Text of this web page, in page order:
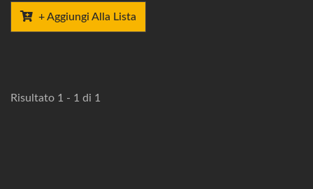
+ Aggiungi Alla Lista
Risultato 1 - 1 di 1